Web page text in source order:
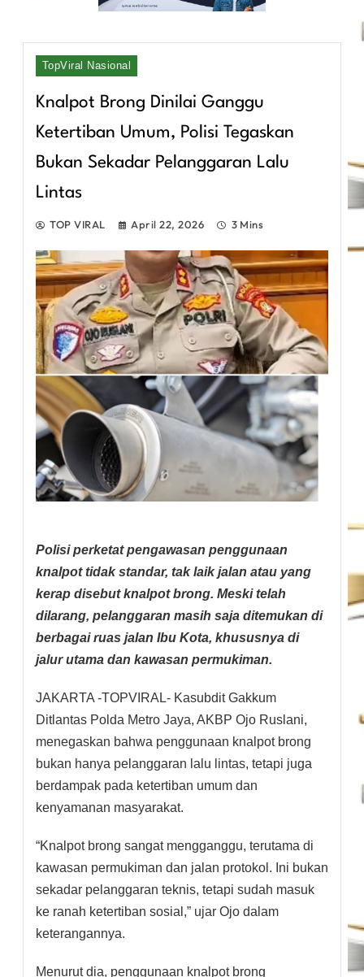
TopViral Nasional
Knalpot Brong Dinilai Ganggu
Ketertiban Umum, Polisi Tegaskan
Bukan Sekadar Pelanggaran Lalu
Lintas
TOP VIRAL April 22, 2026 3 Mins
Polisi perketat pengawasan penggunaan
knalpot tidak standar, tak laik jalan atau yang
kerap disebut knalpot brong. Meski telah
dilarang, pelanggaran masih saja ditemukan di
berbagai ruas jalan Ibu Kota, khususnya di
jalur utama dan kawasan permukiman.
JAKARTA -TOPVIRAL- Kasubdit Gakkum
Ditlantas Polda Metro Jaya, AKBP Ojo Ruslani,
menegaskan bahwa penggunaan knalpot brong
bukan hanya pelanggaran lalu lintas, tetapi juga
berdampak pada ketertiban umum dan
kenyamanan masyarakat.
“Knalpot brong sangat mengganggu, terutama di
kawasan permukiman dan jalan protokol. Ini bukan
sekadar pelanggaran teknis, tetapi sudah masuk
ke ranah ketertiban sosial,” ujar Ojo dalam
keterangannya.
Menurut dia, penggunaan knalpot brong